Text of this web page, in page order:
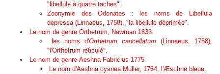
"libellule à quatre taches".
Zoonymie des Odonates : les noms de
Libellula
depressa(Linnaeus, 1758), "la libellule déprimée".
Le nom de genre Orthetrum, Newman 1833.
les noms d'Orthetrum cancellatum (Linnaeus, 1758),
"l'Orthétrum réticulé".
Le nom de genre Aeshna Fabricius 1775.
Le nom d'Aeshna cyanea Müller, 1764, l'Æschne bleue.